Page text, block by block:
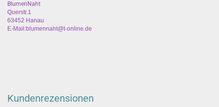
BlumenNaht
Querstr.1
63452 Hanau
E-Mail:blumennaht@t-online.de
Kundenrezensionen